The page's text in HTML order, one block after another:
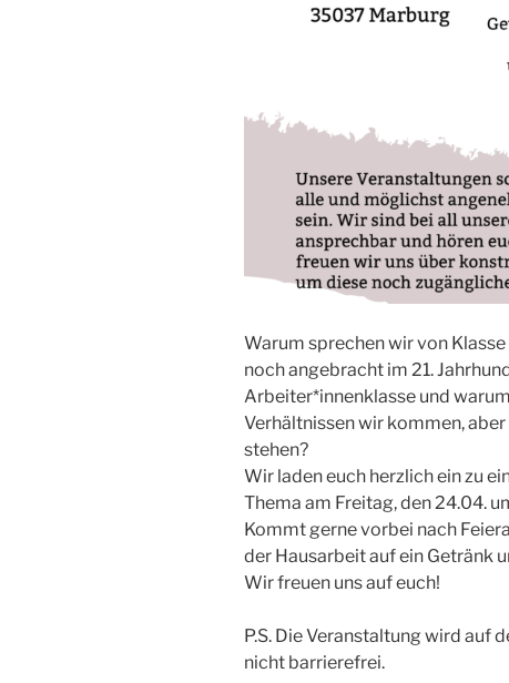
Warum sprechen wir von
noch angebracht im 21.
Arbeiter*innenklasse und
Verhältnissen wir kommen,
stehen?
Wir laden euch herzlich ein zu
Thema am Freitag, den 24.04.
Kommt gerne vorbei nach
der Hausarbeit auf ein Getränk
Wir freuen uns auf euch!
P.S. Die Veranstaltung wird auf
nicht barrierefrei.